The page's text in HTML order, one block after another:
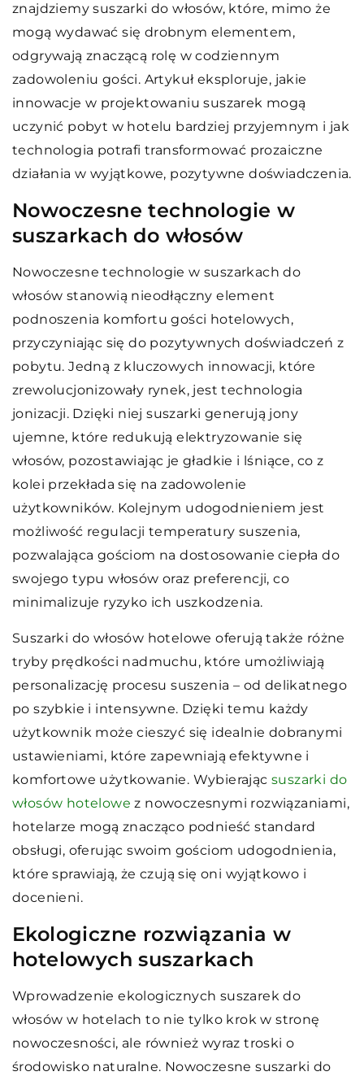
znajdziemy suszarki do włosów, które, mimo że
mogą wydawać się drobnym elementem,
odgrywają znaczącą rolę w codziennym
zadowoleniu gości. Artykuł eksploruje, jakie
innowacje w projektowaniu suszarek mogą
uczynić pobyt w hotelu bardziej przyjemnym i jak
technologia potrafi transformować prozaiczne
działania w wyjątkowe, pozytywne doświadczenia.
Nowoczesne technologie w
suszarkach do włosów
Nowoczesne technologie w suszarkach do
włosów stanowią nieodłączny element
podnoszenia komfortu gości hotelowych,
przyczyniając się do pozytywnych doświadczeń z
pobytu. Jedną z kluczowych innowacji, które
zrewolucjonizowały rynek, jest technologia
jonizacji. Dzięki niej suszarki generują jony
ujemne, które redukują elektryzowanie się
włosów, pozostawiając je gładkie i lśniące, co z
kolei przekłada się na zadowolenie
użytkowników. Kolejnym udogodnieniem jest
możliwość regulacji temperatury suszenia,
pozwalająca gościom na dostosowanie ciepła do
swojego typu włosów oraz preferencji, co
minimalizuje ryzyko ich uszkodzenia.
Suszarki do włosów hotelowe oferują także różne
tryby prędkości nadmuchu, które umożliwiają
personalizację procesu suszenia – od delikatnego
po szybkie i intensywne. Dzięki temu każdy
użytkownik może cieszyć się idealnie dobranymi
ustawieniami, które zapewniają efektywne i
komfortowe użytkowanie. Wybierając suszarki do
włosów hotelowe z nowoczesnymi rozwiązaniami,
hotelarze mogą znacząco podnieść standard
obsługi, oferując swoim gościom udogodnienia,
które sprawiają, że czują się oni wyjątkowo i
docenieni.
Ekologiczne rozwiązania w
hotelowych suszarkach
Wprowadzenie ekologicznych suszarek do
włosów w hotelach to nie tylko krok w stronę
nowoczesności, ale również wyraz troski o
środowisko naturalne. Nowoczesne suszarki do